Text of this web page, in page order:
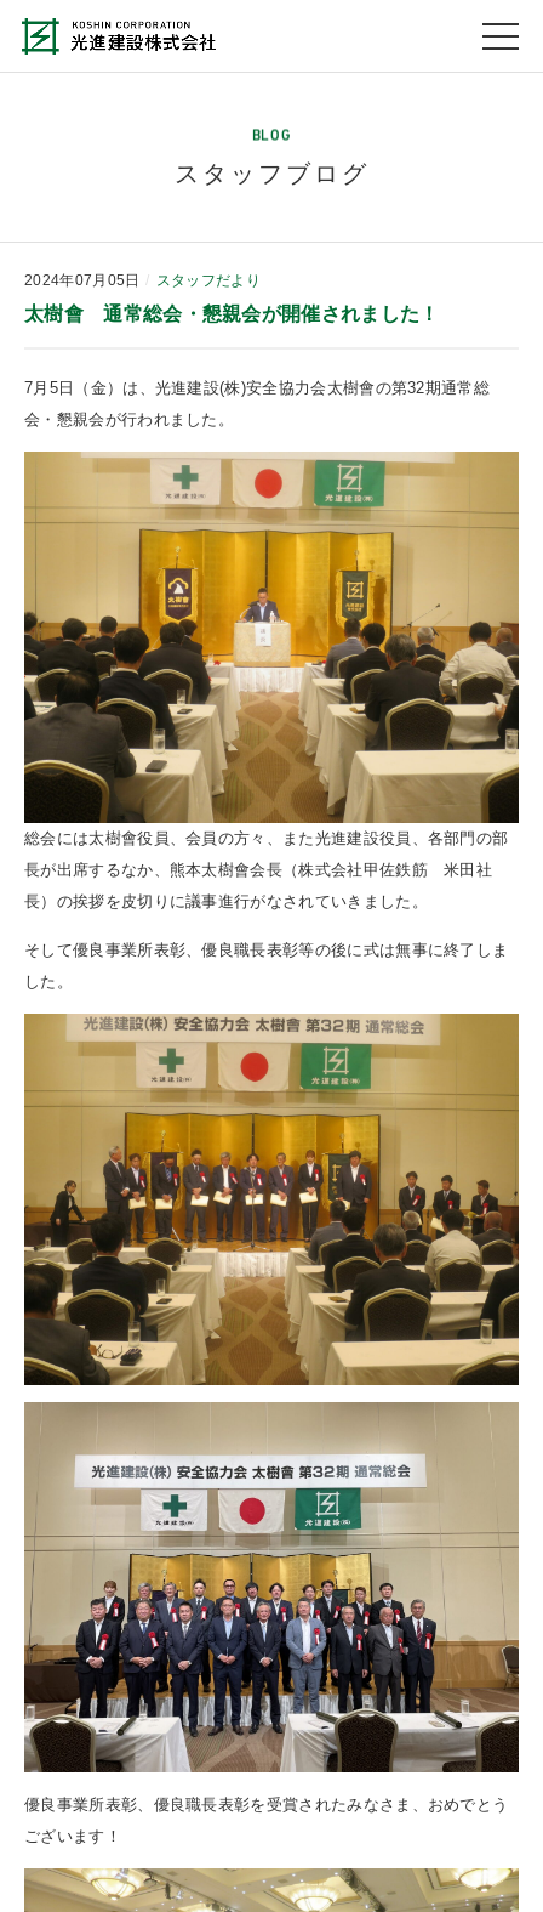
BLOG
スタッフブログ
2024年07月05日 スタッフだより
太樹會 通常総会・懇親会が開催されました！
7月5日（金）は、光進建設(株)安全協力会太樹會の第32期通常総
会・懇親会が行われました。
総会には太樹會役員、会員の方々、また光進建設役員、各部門の部
長が出席するなか、熊本太樹會会長（株式会社甲佐鉄筋 米田社
長）の挨拶を皮切りに議事進行がなされていきました。
そして優良事業所表彰、優良職長表彰等の後に式は無事に終了しま
した。
優良事業所表彰、優良職長表彰を受賞されたみなさま、おめでとう
ございます！